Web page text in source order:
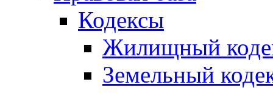
Кодексы
Жилищный
Земельный